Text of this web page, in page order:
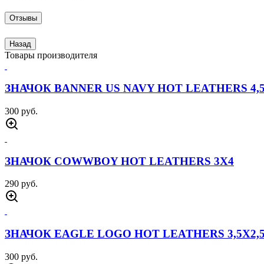
Отзывы
Назад
Товары производителя
ЗНАЧОК BANNER US NAVY HOT LEATHERS
300 руб.
ЗНАЧОК COWWBOY HOT LEATHERS 3Х4
290 руб.
ЗНАЧОК EAGLE LOGO HOT LEATHERS 3,5Х2,5
300 руб.